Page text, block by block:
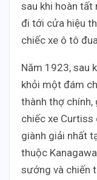
sau khi hoàn tất
đi tới cửa hiệu
chiếc xe ô tô
Năm 1923, sau
khỏi một đám
thành thợ chính,
chiếc xe
giành giải nhất
thuộc
sướng và chiến